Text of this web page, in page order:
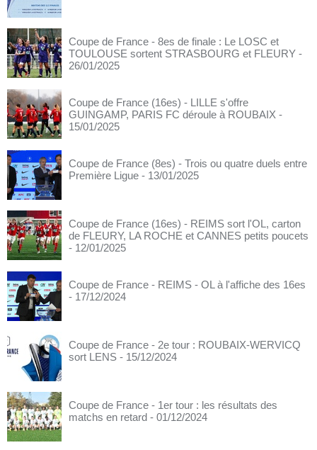
Coupe de France - 8es de finale : Le LOSC et
TOULOUSE sortent STRASBOURG et FLEURY -
26/01/2025
Coupe de France (16es) - LILLE s'offre
GUINGAMP, PARIS FC déroule à ROUBAIX -
15/01/2025
Coupe de France (8es) - Trois ou quatre duels entre
Première Ligue - 13/01/2025
Coupe de France (16es) - REIMS sort l'OL, carton
de FLEURY, LA ROCHE et CANNES petits poucets
- 12/01/2025
Coupe de France - REIMS - OL à l'affiche des 16es
- 17/12/2024
Coupe de France - 2e tour : ROUBAIX-WERVICQ
sort LENS - 15/12/2024
Coupe de France - 1er tour : les résultats des
matchs en retard - 01/12/2024